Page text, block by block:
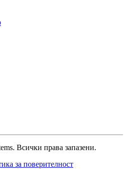
Всички права запазени.
за поверителност